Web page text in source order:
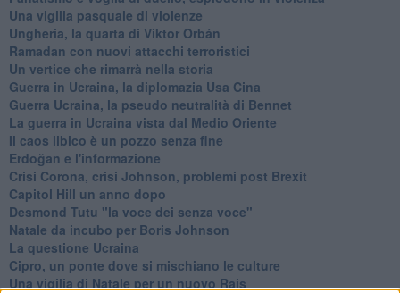
Una vigilia pasquale di violenze
Ungheria, la quarta di Viktor Orbán
Ramadan con nuovi attacchi terroristici
Un vertice che rimarrà nella storia
Guerra in Ucraina, la diplomazia Usa Cina
Guerra Ucraina, la pseudo neutralità di Bennet
La guerra in Ucraina vista dal Medio Oriente
​Il caos libico è un pozzo senza fine
Erdoğan e l'informazione
Crisi Corona, crisi Johnson, problemi post Brexit
Capitol Hill un anno dopo
Desmond Tutu "la voce dei senza voce"
Natale da incubo per Boris Johnson
La questione Ucraina
Cipro, un ponte dove si mischiano le culture
Una vigilia di Natale per un nuovo Rais